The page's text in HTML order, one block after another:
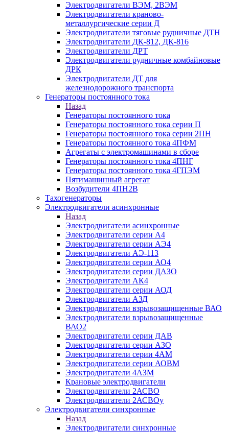
Электродвигатели ВЭМ, 2ВЭМ
Электродвигатели краново-
металлургические серии Д
Электродвигатели тяговые рудничные ДТН
Электродвигатели ДК-812, ДК-816
Электродвигатели ДРТ
Электродвигатели рудничные комбайновые
ДРК
Электродвигатели ДТ для
железнодорожного транспорта
Генераторы постоянного тока
Назад
Генераторы постоянного тока
Генераторы постоянного тока серии П
Генераторы постоянного тока серии 2ПН
Генераторы постоянного тока 4ПФМ
Агрегаты с электромашинами в сборе
Генераторы постоянного тока 4ПНГ
Генераторы постоянного тока 4ГПЭМ
Пятимашинный агрегат
Возбудители 4ПН2В
Тахогенераторы
Электродвигатели асинхронные
Назад
Электродвигатели асинхронные
Электродвигатели серии А4
Электродвигатели серии АЭ4
Электродвигатели АЭ-113
Электродвигатели серии АО4
Электродвигатели серии ДАЗО
Электродвигатели АК4
Электродвигатели серии АОД
Электродвигатели АЗД
Электродвигатели взрывозащищенные ВАО
Электродвигатели взрывозащищенные
ВАО2
Электродвигатели серии ДАВ
Электродвигатели серии АЗО
Электродвигатели серии 4АМ
Электродвигатели серии АОВМ
Электродвигатели 4АЗМ
Крановые электродвигатели
Электродвигатели 2АСВО
Электродвигатели 2АСВОу
Электродвигатели синхронные
Назад
Электродвигатели синхронные